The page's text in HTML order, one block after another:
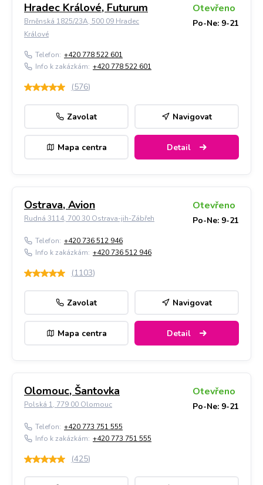
Hradec Králové, Futurum
Brněnská 1825/23A, 500 09 Hradec
Králové
Otevřeno
Po-Ne: 9-21
Telefon: +420 778 522 601
Info k zakázkám: +420 778 522 601
(576)
Zavolat Navigovat
Mapa centra Detail
Ostrava, Avion
Rudná 3114, 700 30 Ostrava-jih-Zábřeh
Otevřeno
Po-Ne: 9-21
Telefon: +420 736 512 946
Info k zakázkám: +420 736 512 946
(1103)
Zavolat Navigovat
Mapa centra Detail
Olomouc, Šantovka
Polská 1, 779 00 Olomouc
Otevřeno
Po-Ne: 9-21
Telefon: +420 773 751 555
Info k zakázkám: +420 773 751 555
(425)